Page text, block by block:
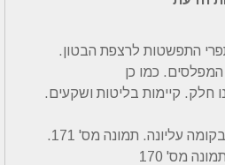
תפרי התפשטות לרצפת הבטון.
כמו כן
חלק. קיימות בליטות ושקעים.